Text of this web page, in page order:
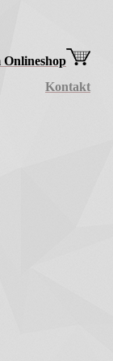
Onlineshop
Kontakt